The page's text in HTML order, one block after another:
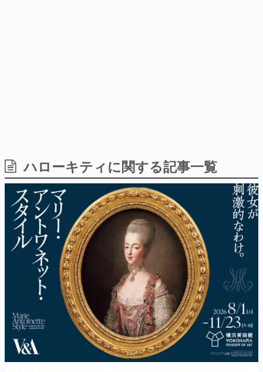
日本のコンテンツ産業やカルチャーに与えた影響を探る企
画です。
日本モバイルゲーム産業史
日本のモバイルゲーム史における主要なトピック・タイト
ルを網羅するほか、開発者へのインタビューや識者による
解説を掲載。約20年の歴史が一望できる決定版！
若ゲのいたり〜ゲームクリエイターの青春〜
『うつヌケ』『ペンと箸』等で知られるマンガ家・田中圭
一先生によるゲーム業界レポートマンガです。
なんでゲームは面白い？
ゲーム開発者・hamatsu氏がゲームの魅力を画面や操作の
具体的な形から解き明かしていく、硬派で骨太な評論連載
です。
ゲームが変えた日本語
「経験値」「裏技」「ラスボス」… ゲームにまつわる言葉
の起源や用法の変遷を、コンピューター文化史研究家・タ
イニーP氏が徹底調査。
ハローキティに関する記事一覧